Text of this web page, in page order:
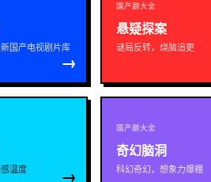
国产电视剧片库
→
国产剧大全
悬疑探案
谜局反转，烧脑追更
温度 →
国产剧大全
奇幻脑洞
科幻奇幻，想象力爆棚